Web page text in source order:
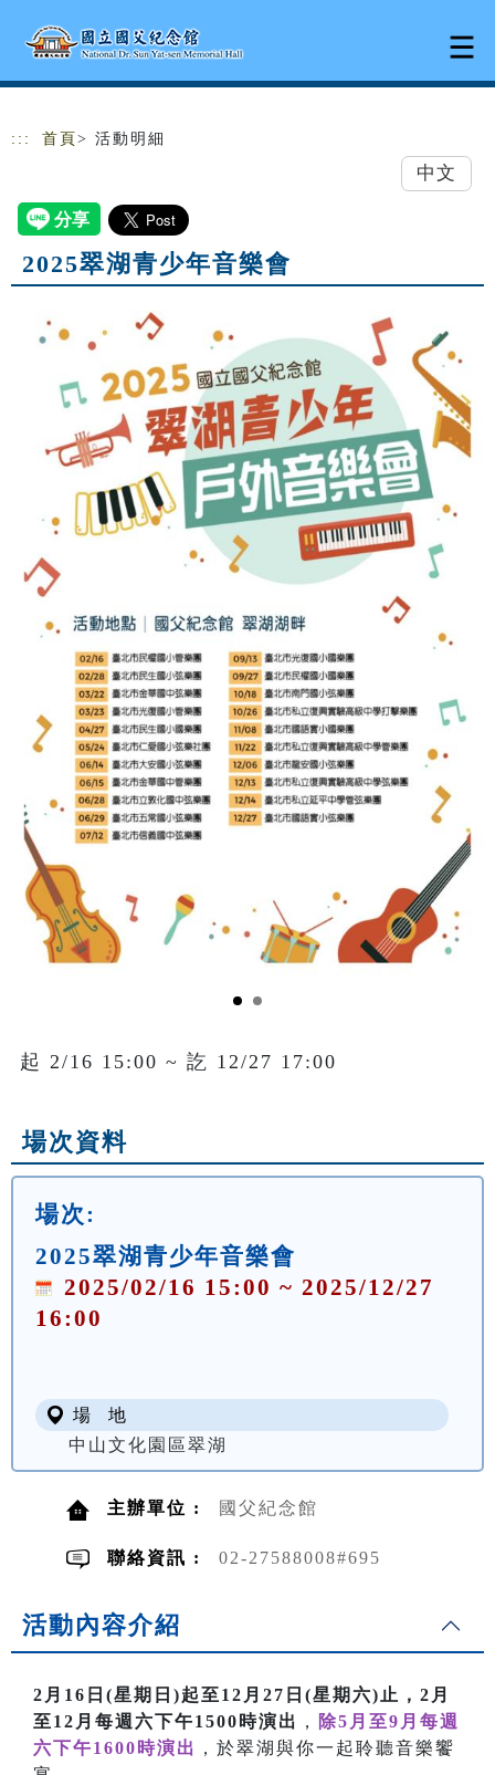
::: 首頁 > 活動明細
中文
2025翠湖青少年音樂會
起 2/16 15:00 ~ 訖 12/27 17:00
場次資料
場次:
2025翠湖青少年音樂會
2025/02/16 15:00 ~ 2025/12/27
16:00
場 地
中山文化園區翠湖
主辦單位 : 國父紀念館
聯絡資訊 : 02-27588008#695
活動內容介紹
2月16日(星期日)起至12月27日(星期六)止，2月
至12月每週六下午1500時演出 ，
除5月至9月每週
六下午1600時演出 ，於翠湖與你一起聆聽音樂饗